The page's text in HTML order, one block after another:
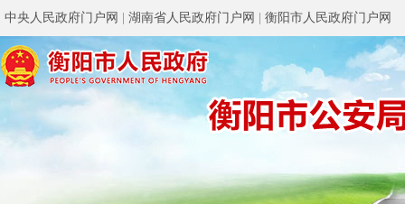
中央人民政府门户网 湖南省人民政府门户网 衡阳市人民政府门户网